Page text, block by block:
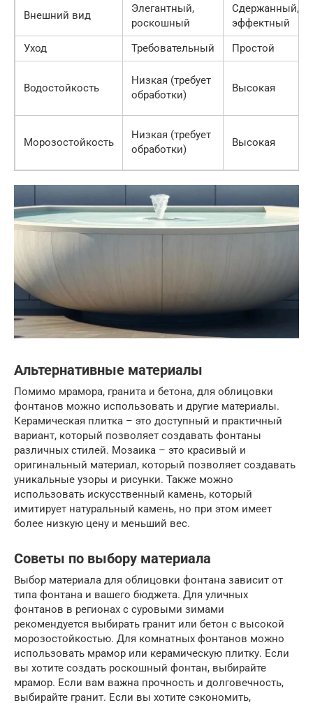
Внешний вид
Элегантный,
роскошный
Сдержанный,
эффектный
Уход
Требовательный Простой
Водостойкость
Низкая (требует
обработки)
Высокая
Морозостойкость
Низкая (требует
обработки)
Высокая
Альтернативные материалы
Помимо мрамора, гранита и бетона, для облицовки
фонтанов можно использовать и другие материалы.
Керамическая плитка – это доступный и практичный
вариант, который позволяет создавать фонтаны
различных стилей. Мозаика – это красивый и
оригинальный материал, который позволяет создавать
уникальные узоры и рисунки. Также можно
использовать искусственный камень, который
имитирует натуральный камень, но при этом имеет
более низкую цену и меньший вес.
Советы по выбору материала
Выбор материала для облицовки фонтана зависит от
типа фонтана и вашего бюджета. Для уличных
фонтанов в регионах с суровыми зимами
рекомендуется выбирать гранит или бетон с высокой
морозостойкостью. Для комнатных фонтанов можно
использовать мрамор или керамическую плитку. Если
вы хотите создать роскошный фонтан, выбирайте
мрамор. Если вам важна прочность и долговечность,
выбирайте гранит. Если вы хотите сэкономить,